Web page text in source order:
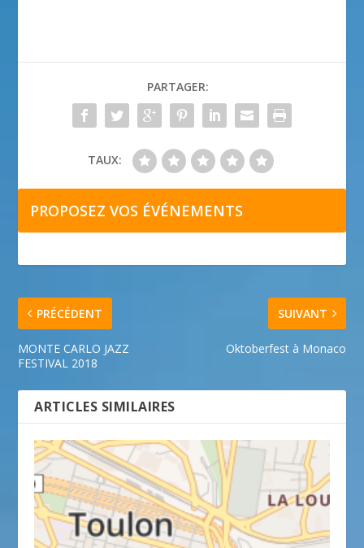
PARTAGER:
TAUX:
PROPOSEZ VOS ÉVÉNEMENTS
PRÉCÉDENT
MONTE CARLO JAZZ
FESTIVAL 2018
SUIVANT
Oktoberfest à Monaco
ARTICLES SIMILAIRES